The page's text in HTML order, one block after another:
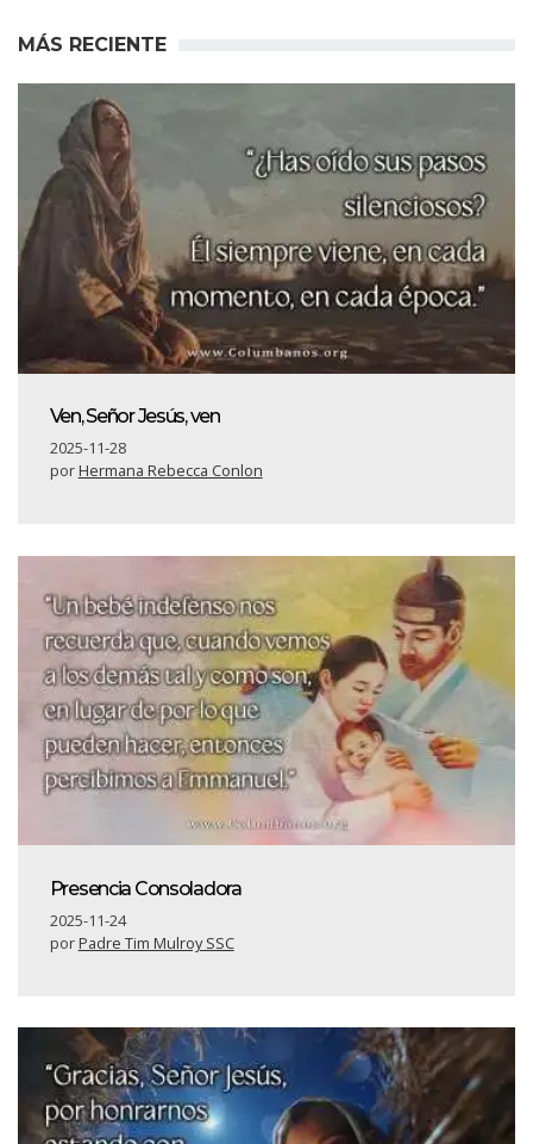
MÁS RECIENTE
Ven, Señor Jesús, ven
2025-11-28
porHermana Rebecca Conlon
Presencia Consoladora
2025-11-24
porPadre Tim Mulroy SSC